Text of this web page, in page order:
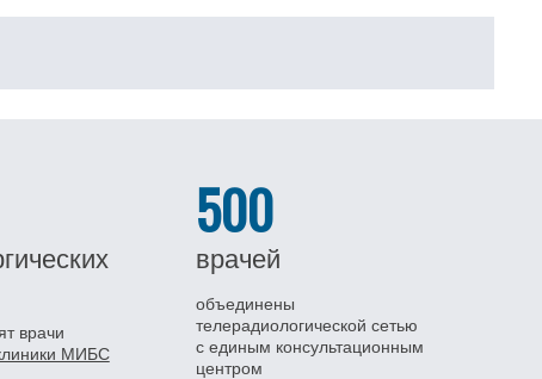
врачи
МИБС
500
врачей
объединены
телерадиологической сетью
с единым консультационным
центром